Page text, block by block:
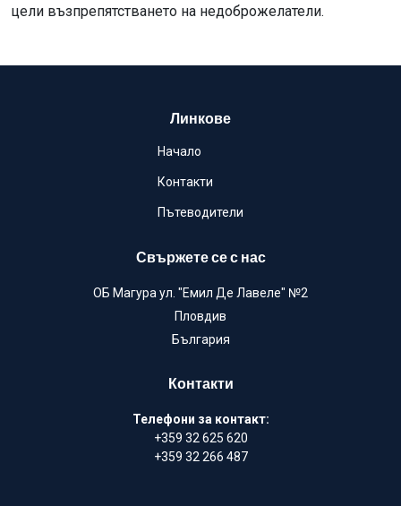
цели възпрепятстването на недоброжелатели.
Линкове
Начало
Контакти
Пътеводители
Свържете се с нас
ОБ Магура ул. "Емил Де Лавеле" №2
Пловдив
България
Контакти
Телефони за контакт:
+359 32 625 620
+359 32 266 487